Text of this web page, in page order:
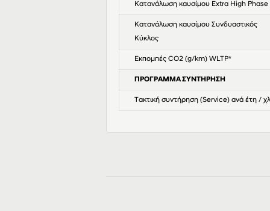
Κατανάλωση καυσίμου Extra High Phase
Κατανάλωση καυσίμου Συνδυαστικός
Κύκλος
Εκπομπές CO2 (g/km) WLTP*
ΠΡΟΓΡΑΜΜΑ ΣΥΝΤΗΡΗΣΗ
Τακτική συντήρηση (Service) ανά έτη /